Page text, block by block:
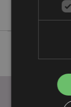
Duistere